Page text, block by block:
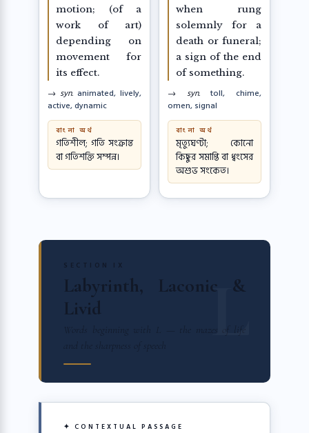
motion; (of a
work of art)
depending on
movement for
its effect.
→ syn. animated, lively,
active, dynamic
বাংলা অর্থ
গতিশীল; গতি সংক্রান্ত
বা গতিশক্তি সম্পন্ন।
when rung
solemnly for a
death or funeral;
a sign of the end
of something.
→ syn.toll, chime,
omen, signal
বাংলা অর্থ
মৃত্যুঘণ্টা; কোনো
কিছুর সমাপ্তি বা ধ্বংসের
অশুভ সংকেত।
SECTION IX
Labyrinth, Laconic &
Livid
Words beginning with L — the mazes of life
and the sharpness of speech
✦ CONTEXTUAL PASSAGE